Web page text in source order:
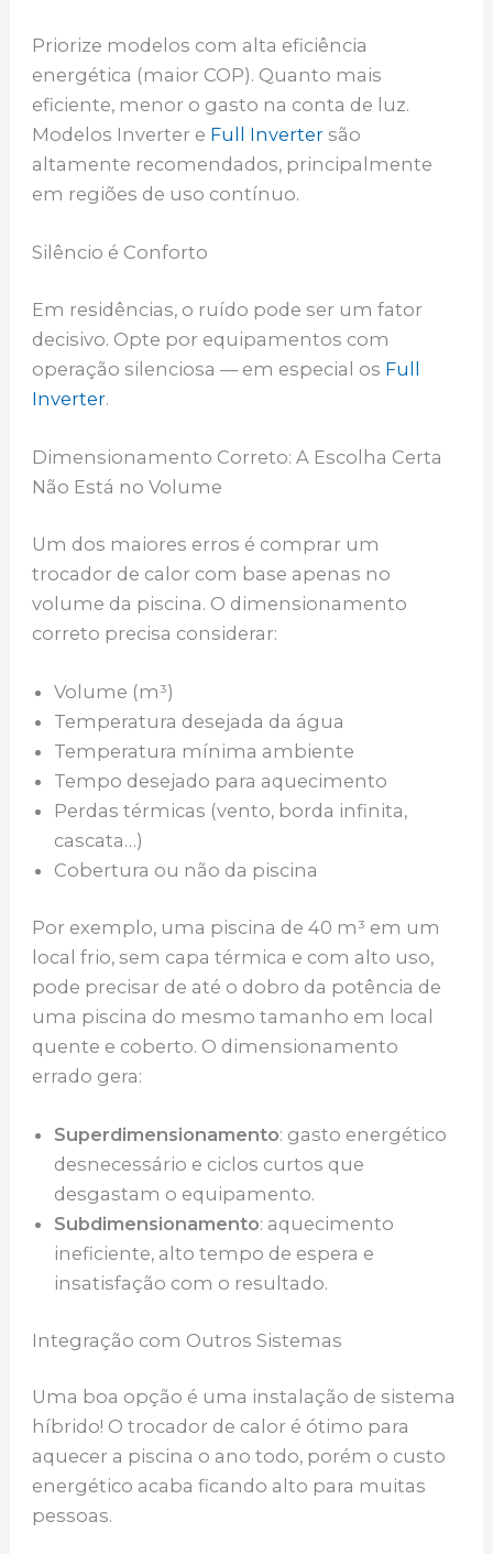
Priorize modelos com alta eficiência
energética (maior COP). Quanto mais
eficiente, menor o gasto na conta de luz.
Modelos Inverter e Full Invertersão
altamente recomendados, principalmente
em regiões de uso contínuo.
Silêncio é Conforto
Em residências, o ruído pode ser um fator
decisivo. Opte por equipamentos com
operação silenciosa — em especial os Full
Inverter.
Dimensionamento Correto: A Escolha Certa
Não Está no Volume
Um dos maiores erros é comprar um
trocador de calor com base apenas no
volume da piscina. O dimensionamento
correto precisa considerar:
Volume (m³)
Temperatura desejada da água
Temperatura mínima ambiente
Tempo desejado para aquecimento
Perdas térmicas (vento, borda infinita,
cascata…)
Cobertura ou não da piscina
Por exemplo, uma piscina de 40 m³ em um
local frio, sem capa térmica e com alto uso,
pode precisar de até o dobro da potência de
uma piscina do mesmo tamanho em local
quente e coberto. O dimensionamento
errado gera:
Superdimensionamento: gasto energético
desnecessário e ciclos curtos que
desgastam o equipamento.
Subdimensionamento: aquecimento
ineficiente, alto tempo de espera e
insatisfação com o resultado.
Integração com Outros Sistemas
Uma boa opção é uma instalação de sistema
híbrido! O trocador de calor é ótimo para
aquecer a piscina o ano todo, porém o custo
energético acaba ficando alto para muitas
pessoas.